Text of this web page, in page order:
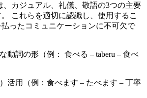
、カジュアル、礼儀、敬語の3つの主要
これらを適切に認識し、使用するこ
ったコミュニケーションに不可欠で
動詞の形（例： 食べる – taberu – 食べ
活用（例：食べます – たべます – 丁寧